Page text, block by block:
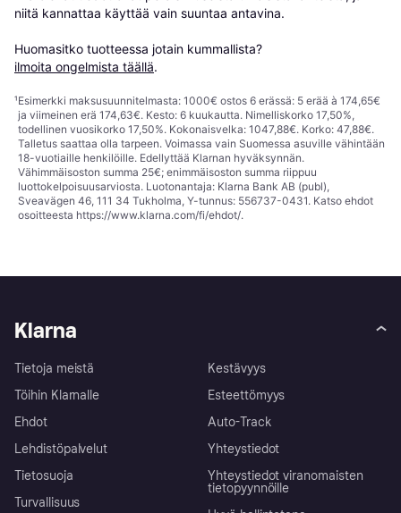
niitä kannattaa käyttää vain suuntaa antavina.
Huomasitko tuotteessa jotain kummallista?
ilmoita ongelmista täällä.
¹Esimerkki maksusuunnitelmasta: 1000€ ostos 6 erässä: 5 erää à 174,65€
ja viimeinen erä 174,63€. Kesto: 6 kuukautta. Nimelliskorko 17,50%,
todellinen vuosikorko 17,50%. Kokonaisvelka: 1047,88€. Korko: 47,88€.
Talletus saattaa olla tarpeen. Voimassa vain Suomessa asuville vähintään
18-vuotiaille henkilöille. Edellyttää Klarnan hyväksynnän.
Vähimmäisoston summa 25€; enimmäisoston summa riippuu
luottokelpoisuusarviosta. Luotonantaja: Klarna Bank AB (publ),
Sveavägen 46, 111 34 Tukholma, Y-tunnus: 556737-0431. Katso ehdot
osoitteesta https://www.klarna.com/fi/ehdot/.
Klarna
Tietoja meistä
Töihin Klarnalle
Ehdot
Lehdistöpalvelut
Tietosuoja
Turvallisuus
Kestävyys
Esteettömyys
Auto-Track
Yhteystiedot
Yhteystiedot viranomaisten
tietopyynnöille